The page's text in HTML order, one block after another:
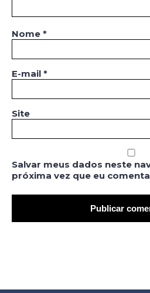
Nome *
E-mail *
Site
Salvar meus dados neste
próxima vez que eu